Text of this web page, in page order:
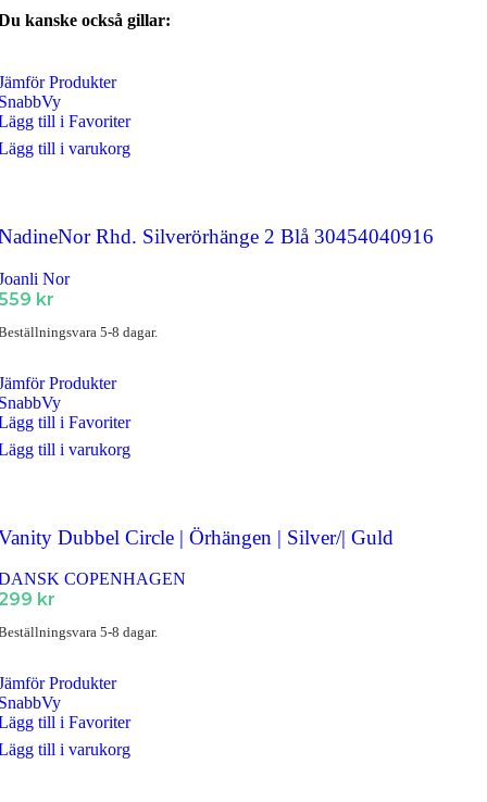
kanske också gillar:
Produkter
till i Favoriter
till i varukorg
Rhd. Silverörhänge 2 Blå 30454040916
Nor
kr
5-8 dagar.
Produkter
till i Favoriter
till i varukorg
Dubbel Circle | Örhängen | Silver/| Guld
COPENHAGEN
kr
5-8 dagar.
Produkter
till i Favoriter
till i varukorg